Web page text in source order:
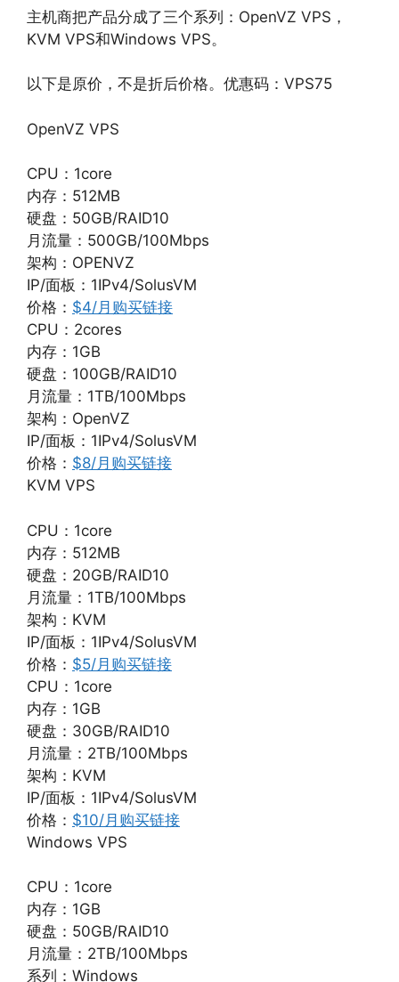
主机商把产品分成了三个系列：OpenVZ VPS，
KVM VPS和Windows VPS。
以下是原价，不是折后价格。优惠码：VPS75
OpenVZ VPS
CPU：1core
内存：512MB
硬盘：50GB/RAID10
月流量：500GB/100Mbps
架构：OPENVZ
IP/面板：1IPv4/SolusVM
价格： $4/月购买链接
CPU：2cores
内存：1GB
硬盘：100GB/RAID10
月流量：1TB/100Mbps
架构：OpenVZ
IP/面板：1IPv4/SolusVM
价格： $8/月购买链接
KVM VPS
CPU：1core
内存：512MB
硬盘：20GB/RAID10
月流量：1TB/100Mbps
架构：KVM
IP/面板：1IPv4/SolusVM
价格： $5/月购买链接
CPU：1core
内存：1GB
硬盘：30GB/RAID10
月流量：2TB/100Mbps
架构：KVM
IP/面板：1IPv4/SolusVM
价格： $10/月购买链接
Windows VPS
CPU：1core
内存：1GB
硬盘：50GB/RAID10
月流量：2TB/100Mbps
系列：Windows